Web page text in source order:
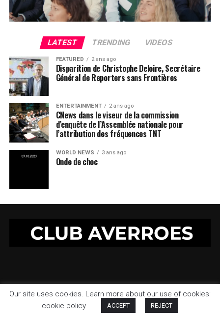
LATEST TRENDING VIDEOS
FEATURED 2 ans ago
Disparition de Christophe Deloire, Secrétaire
Général de Reporters sans Frontières
ENTERTAINMENT 2 ans ago
CNews dans le viseur de la commission
d’enquête de l’Assemblée nationale pour
l’attribution des fréquences TNT
WORLD NEWS 3 ans ago
Onde de choc
Copyright © 1997 - 2023 Club Averroes
Our site uses cookies. Learn more about our use of cookies:
cookie policy
ACCEPT REJECT